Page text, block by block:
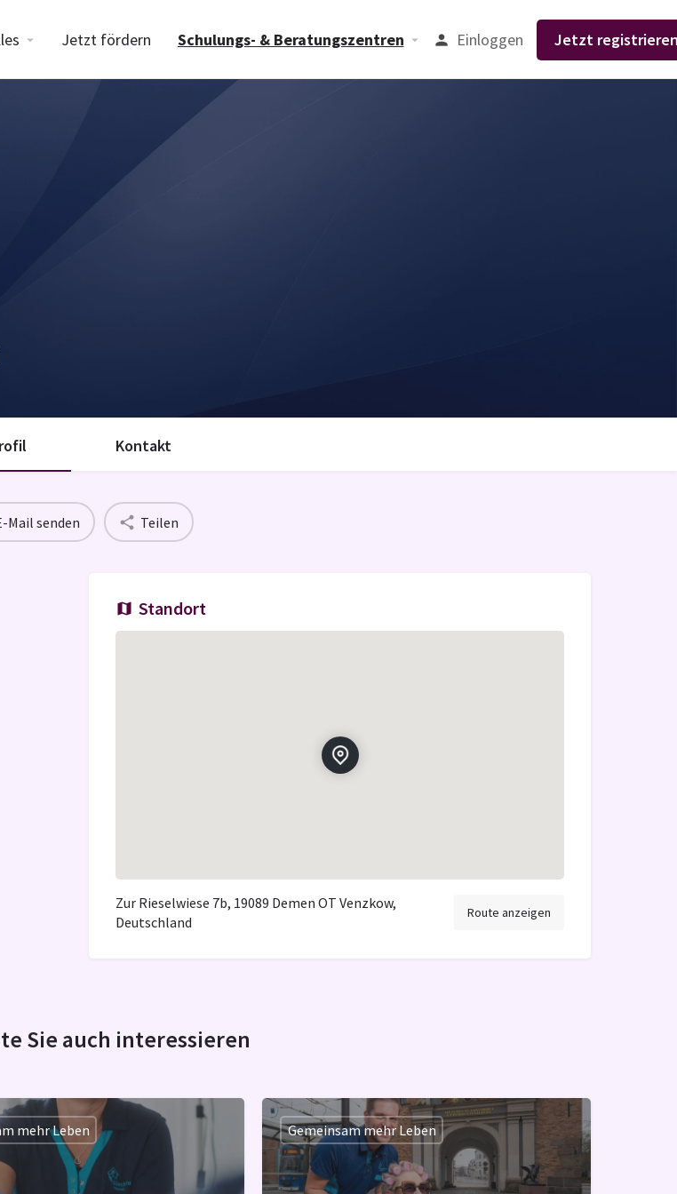
Jetzt fördern Schulungs- & Beratungszentren Einloggen Jetzt
Kontakt
Mail senden Teilen
Standort
Zur Rieselwiese 7b, 19089 Demen OT Venzkow,
Deutschland
Route anzeigen
Sie auch interessieren
mehr Leben Gemeinsam mehr Leben